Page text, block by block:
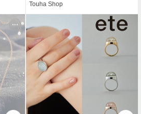
Touha Shop